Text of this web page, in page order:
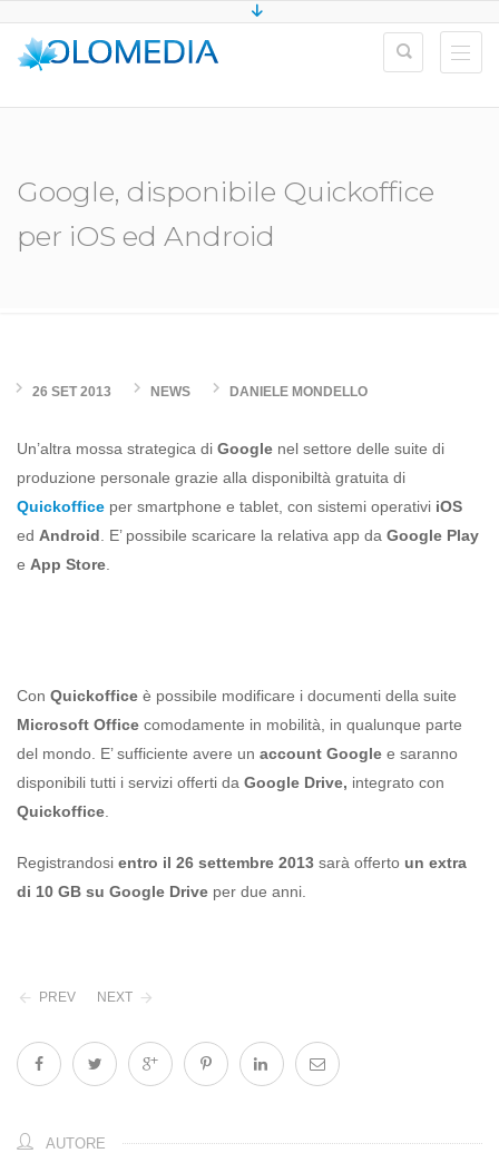
Google, disponibile Quickoffice
per iOS ed Android
26 SET 2013 NEWS DANIELE MONDELLO
Un’altra mossa strategica di Google nel settore delle suite di
produzione personale grazie alla disponibiltà gratuita di
Quickoffice per smartphone e tablet, con sistemi operativi iOS
ed Android . E’ possibile scaricare la relativa app da Google Play
e App Store
Con Quickoffice è possibile modificare i documenti della suite
Microsoft Office comodamente in mobilità, in qualunque parte
del mondo. E’ sufficiente avere un account Google e saranno
disponibili tutti i servizi offerti da Google Drive, integrato con
Quickoffice
Registrandosi entro il 26 settembre 2013 sarà offerto un extra
di 10 GB su Google Drive per due anni.
PREV NEXT
AUTORE